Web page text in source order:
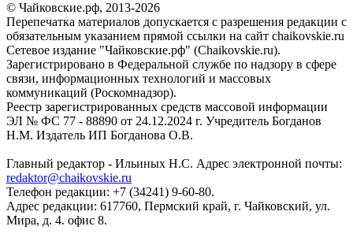
© Чайковские.рф, 2013-2026
Перепечатка материалов допускается с разрешения редакции с
обязательным указанием прямой ссылки на сайт chaikovskie.ru
Сетевое издание "Чайковские.рф" (Chaikovskie.ru).
Зарегистрировано в Федеральной службе по надзору в сфере
связи, информационных технологий и массовых
коммуникаций (Роскомнадзор).
Реестр зарегистрированных средств массовой информации
ЭЛ № ФС 77 - 88890 от 24.12.2024 г. Учредитель Богданов
Н.М. Издатель ИП Богданова О.В.
Главный редактор - Ильиных Н.С. Адрес электронной почты:
redaktor@chaikovskie.ru
Телефон редакции: +7 (34241) 9-60-80.
Адрес редакции: 617760, Пермский край, г. Чайковский, ул.
Мира, д. 4. офис 8.